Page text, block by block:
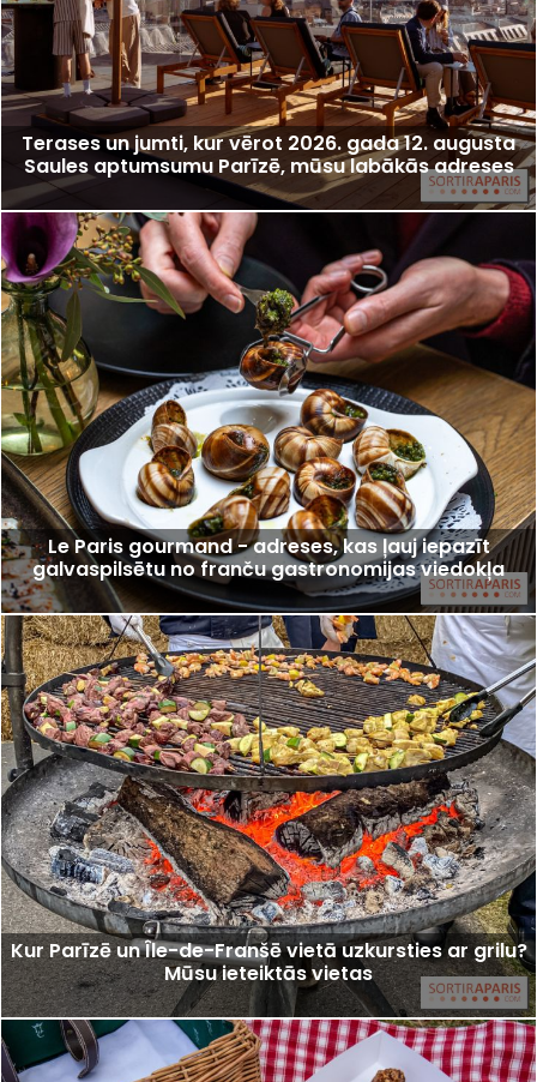
Terases un jumti, kur vērot 2026. gada 12. augusta
Saules aptumsumu Parīzē, mūsu labākās adreses
Le Paris gourmand - adreses, kas ļauj iepazīt
galvaspilsētu no franču gastronomijas viedokļa
Kur Parīzē un Île-de-Franšē vietā uzkursties ar grilu?
Mūsu ieteiktās vietas